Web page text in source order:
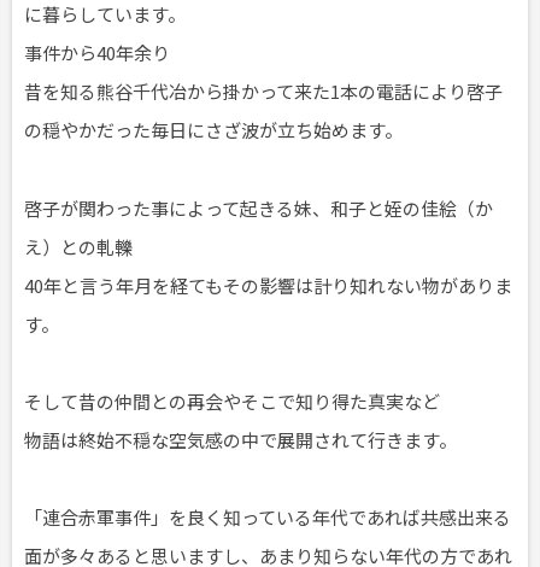
に暮らしています。
事件から40年余り
昔を知る熊谷千代冶から掛かって来た1本の電話により啓子
の穏やかだった毎日にさざ波が立ち始めます。
啓子が関わった事によって起きる妹、和子と姪の佳絵（か
え）との軋轢
40年と言う年月を経てもその影響は計り知れない物がありま
す。
そして昔の仲間との再会やそこで知り得た真実など
物語は終始不穏な空気感の中で展開されて行きます。
「連合赤軍事件」を良く知っている年代であれば共感出来る
面が多々あると思いますし、あまり知らない年代の方であれ